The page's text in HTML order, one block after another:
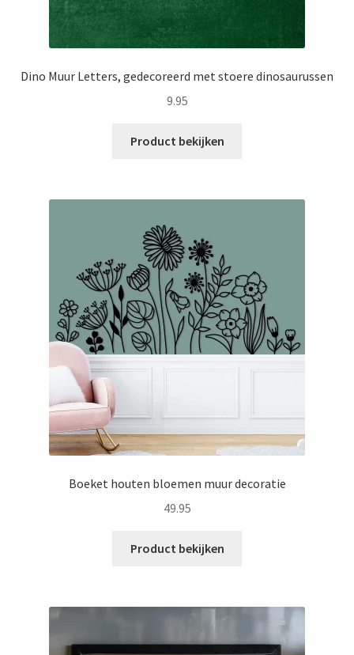
Dino Muur Letters, gedecoreerd met stoere dinosaurussen
9.95
Product bekijken
Boeket houten bloemen muur decoratie
49.95
Product bekijken